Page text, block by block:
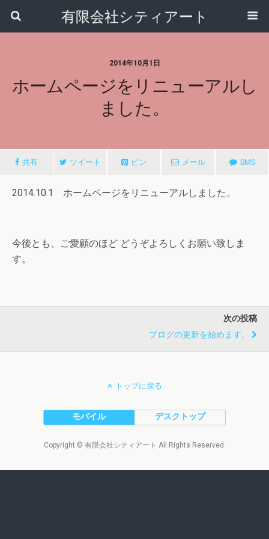
有限会社シティアート
2014年10月1日
ホームページをリニューアルし
ました。
共有 ツイート ピン メール SMS
2014.10.1 ホームページをリニューアルしました。
今後とも、ご愛顧のほど どうぞよろしくお願い致しま
す。
次の投稿
ブログの更新を始めます。
トップに戻る
モバイル デスクトップ
Copyright © 有限会社シティアート All Rights Reserved.